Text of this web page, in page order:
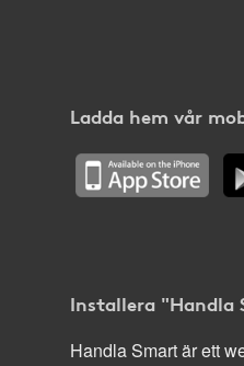
Ladda hem vår
Installera "Handla
Handla Smart är ett